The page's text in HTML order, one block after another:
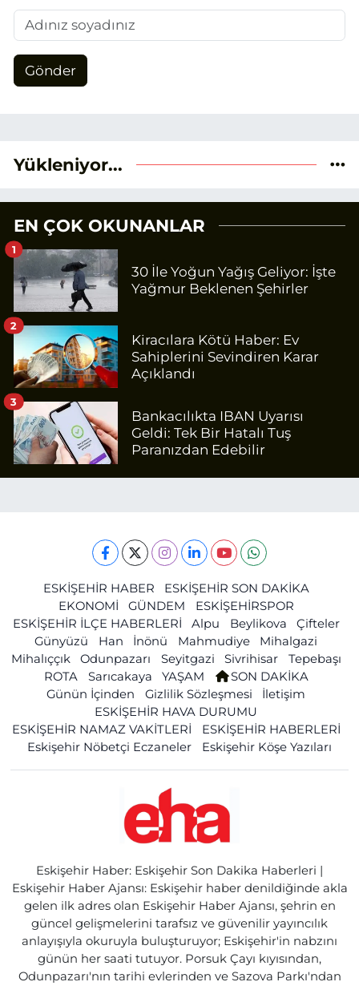
Gönder
Yükleniyor...
EN ÇOK OKUNANLAR
30 İle Yoğun Yağış Geliyor: İşte
Yağmur Beklenen Şehirler
1
Kiracılara Kötü Haber: Ev
Sahiplerini Sevindiren Karar
Açıklandı
2
Bankacılıkta IBAN Uyarısı
Geldi: Tek Bir Hatalı Tuş
Paranızdan Edebilir
3
ESKİŞEHİR HABER
ESKİŞEHİR SON DAKİKA
EKONOMİ
GÜNDEM
ESKİŞEHİRSPOR
ESKİŞEHİR İLÇE HABERLERİ
Alpu Beylikova
Çifteler
Günyüzü
Han İnönü Mahmudiye
Mihalgazi
Mihalıççık
Odunpazarı Seyitgazi Sivrihisar
Tepebaşı
ROTA
Sarıcakaya YAŞAM
SON DAKİKA
Günün İçinden
Gizlilik Sözleşmesi
İletişim
ESKİŞEHİR HAVA DURUMU
ESKİŞEHİR NAMAZ VAKİTLERİ
ESKİŞEHİR HABERLERİ
Eskişehir Nöbetçi Eczaneler
Eskişehir Köşe Yazıları
Eskişehir Haber: Eskişehir Son Dakika Haberleri |
Eskişehir Haber Ajansı: Eskişehir haber denildiğinde akla
gelen ilk adres olan Eskişehir Haber Ajansı, şehrin en
güncel gelişmelerini tarafsız ve güvenilir yayıncılık
anlayışıyla okuruyla buluşturuyor; Eskişehir'in nabzını
günün her saati tutuyor. Porsuk Çayı kıyısından,
Odunpazarı'nın tarihi evlerinden ve Sazova Parkı'ndan